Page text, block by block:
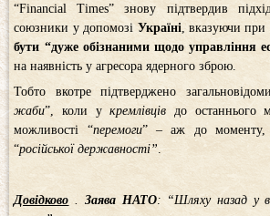
“Financial Times” знову підтвердив
союзники у допомозі Україні , вказуючи
бути “дуже обізнаними щодо управління
на наявність у агресора ядерного зброю.
Тобто вкотре підтверджено
жаби”, коли укремлівців до останнього
можливості “перемоги” – аж до моменту,
“російської державності”
Довідково Заява НАТО: “Шляху назад у